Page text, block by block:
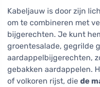
Kabeljauw is door zijn
om te combineren met
bijgerechten. Je kunt
groentesalade, gegrilde
aardappelbijgerechten,
gebakken aardappelen.
of volkoren rijst, die de